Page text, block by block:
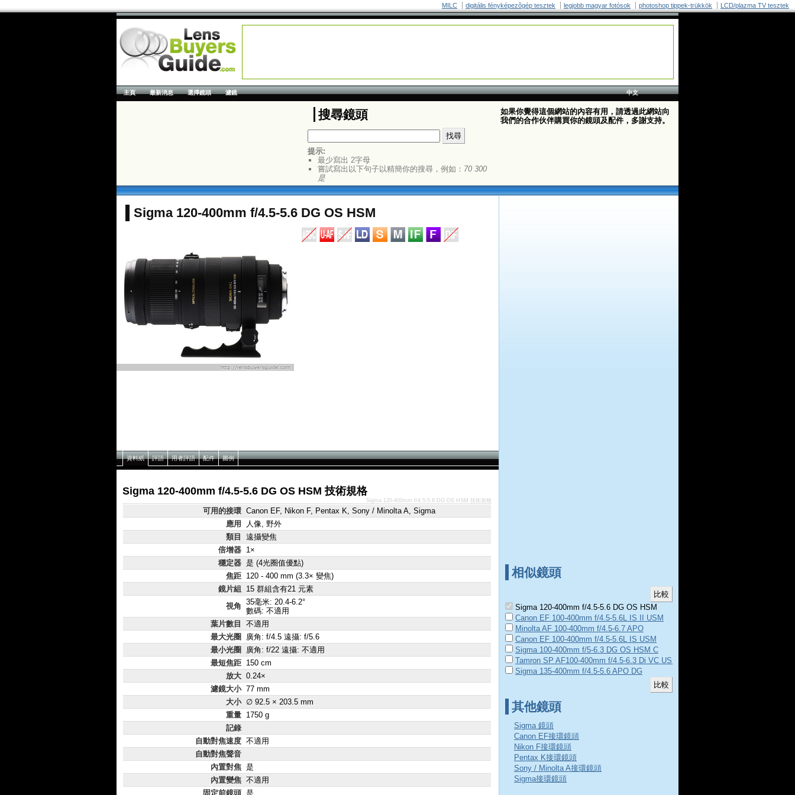
MILC digitális fényképezõgép tesztek legjobb magyar fotósok photoshop tippek-trükkök LCD/plazma TV tesztek
中文
主頁 最新消息 選擇鏡頭 濾鏡
搜尋鏡頭
提示:
最少寫出 2字母
嘗試寫出以下句子以精簡你的搜尋，例如： 70 300
是
如果你覺得這個網站的內容有用，請透過此網站向
我們的合作伙伴購買你的鏡頭及配件，多謝支持。
Sigma 120-400mm f/4.5-5.6 DG OS HSM
資料紙 評語 用者評語 配件 圖例
Sigma 120-400mm f/4.5-5.6 DG OS HSM 技術規格
可用的接環 Canon EF, Nikon F, Pentax K, Sony / Minolta A, Sigma
應用
人像, 野外
類目
遠攝變焦
倍增器 1×
穩定器 是 (4光圈值優點)
焦距 120 - 400 mm (3.3× 變焦)
鏡片組
15 群組含有21 元素
視角 35毫米: 20.4-6.2°
數碼: 不適用
葉片數目
不適用
最大光圈
廣角: f/4.5 遠攝: f/5.6
最小光圈
廣角: f/22 遠攝: 不適用
最短焦距 150 cm
放大 0.24×
濾鏡大小 77 mm
大小 ∅ 92.5 × 203.5 mm
重量 1750 g
記錄
自動對焦速度 不適用
自動對焦聲音
內置對焦 是
內置變焦 不適用
固定前鏡頭 是
Sigma 120-400mm f/4.5-5.6 DG OS HSM 技術規格
相似鏡頭
Sigma 120-400mm f/4.5-5.6 DG OS HSM
Canon EF 100-400mm f/4.5-5.6L IS II USM
Minolta AF 100-400mm f/4.5-6.7 APO
Canon EF 100-400mm f/4.5-5.6L IS USM
Sigma 100-400mm f/5-6.3 DG OS HSM C
Tamron SP AF100-400mm f/4.5-6.3 Di VC USD
Sigma 135-400mm f/4.5-5.6 APO DG
其他鏡頭
Sigma 鏡頭
Canon EF接環鏡頭
Nikon F接環鏡頭
Pentax K接環鏡頭
Sony / Minolta A接環鏡頭
Sigma接環鏡頭